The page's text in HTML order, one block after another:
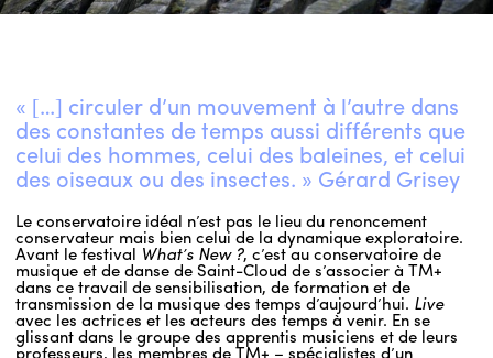
« […] circuler d’un mouvement à l’autre dans
des constantes de temps aussi différents que
celui des hommes, celui des baleines, et celui
des oiseaux ou des insectes. » Gérard Grisey
Le conservatoire idéal n’est pas le lieu du renoncement
conservateur mais bien celui de la dynamique exploratoire.
Avant le festival What’s New ?, c’est au conservatoire de
musique et de danse de Saint-Cloud de s’associer à TM+
dans ce travail de sensibilisation, de formation et de
transmission de la musique des temps d’aujourd’hui. Live
avec les actrices et les acteurs des temps à venir. En se
glissant dans le groupe des apprentis musiciens et de leurs
professeurs, les membres de TM+ – spécialistes d’un